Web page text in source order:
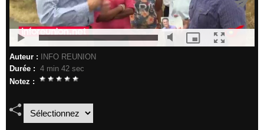
Auteur :
INFO REUNION
Durée : 4 min 42 sec
Notez :